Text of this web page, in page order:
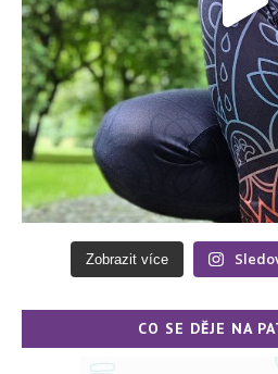
Zobrazit více
CO SE DĚJE NA